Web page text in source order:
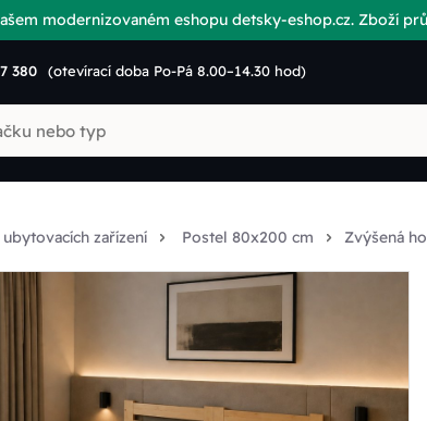
modernizovaném eshopu detsky-eshop.cz. Zboží
380 (otevírací doba Po-Pá 8.00–14.30 hod)
zařízení Postel 80x200 cm Zvýšená